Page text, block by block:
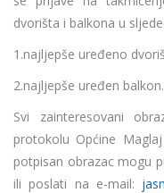
dvorišta i balkona u
1.najljepše uređeno
2.najljepše uređen balkon.
Svi zainteresovani
protokolu Općine
potpisan obrazac mogu
ili poslati na e-mail: